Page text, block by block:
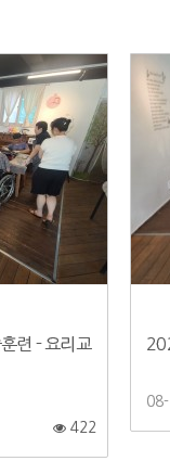
련 - 요리교
422